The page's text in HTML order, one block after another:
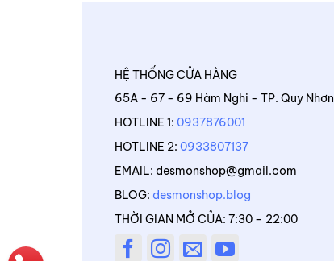
HỆ THỐNG CỬA HÀNG
65A - 67 - 69 Hàm Nghi - TP. Quy Nhơn
HOTLINE 1: 0937876001
HOTLINE 2: 0933807137
EMAIL: desmonshop@gmail.com
BLOG: desmonshop.blog
THỜI GIAN MỞ CỦA: 7:30 – 22:00